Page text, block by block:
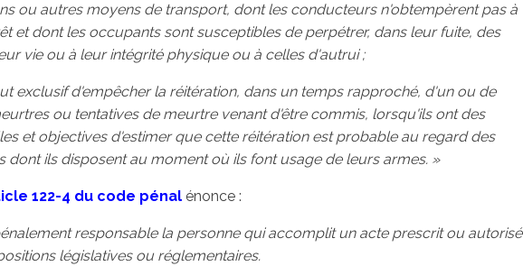
ou autres moyens de transport, dont les conducteurs n'obtempèrent pas à
et dont les occupants sont susceptibles de perpétrer, dans leur fuite, des
vie ou à leur intégrité physique ou à celles d'autrui ;
exclusif d'empêcher la réitération, dans un temps rapproché, d'un ou de
ou tentatives de meurtre venant d'être commis, lorsqu'ils ont des
et objectives d'estimer que cette réitération est probable au regard des
dont ils disposent au moment où ils font usage de leurs armes. »
122-4 du code pénal énonce :
responsable la personne qui accomplit un acte prescrit ou autorisé
législatives ou réglementaires.